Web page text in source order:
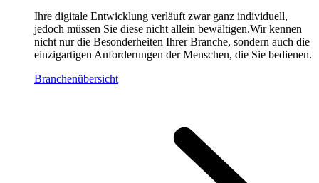
Ihre digitale Entwicklung verläuft zwar ganz individuell,
jedoch müssen Sie diese nicht allein bewältigen.Wir kennen
nicht nur die Besonderheiten Ihrer Branche, sondern auch die
einzigartigen Anforderungen der Menschen, die Sie bedienen.
Branchenübersicht